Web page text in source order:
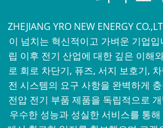
ZHEJIANG YRO NEW ENERGY
이 넘치는 혁신적이고 가벼운 기업입
립 이후 전기 산업에 대한 깊은 이해
로 회로 차단기, 퓨즈, 서지 보호기,
전 시스템의 요구 사항을 완벽하게
전압 전기 부품 제품을 독립적으로
우수한 성능과 성실한 서비스를 통